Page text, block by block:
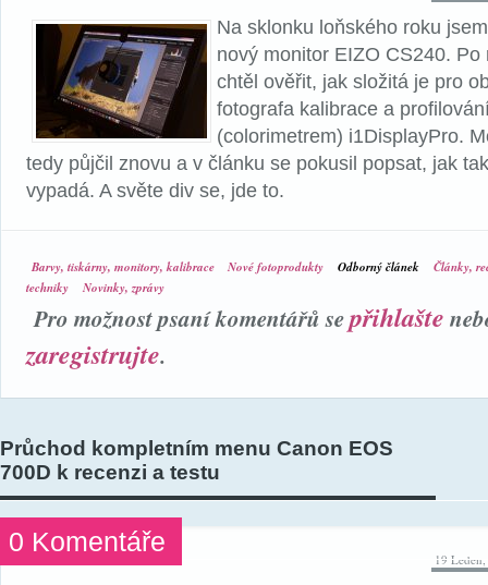
Na sklonku loňského roku
nový monitor EIZO CS240. Po
chtěl ověřit, jak složitá je pro
fotografa kalibrace a
(colorimetrem) i1DisplayPro.
tedy půjčil znovu a v článku se pokusil popsat, jak
vypadá. A světe div se, jde to.
Barvy, tiskárny, monitory, kalibrace Nové fotoprodukty Odborný článek
Články,
techniky
Novinky, zprávy
Pro možnost psaní komentářů sepřihlašte
zaregistrujte.
Průchod kompletním menu Canon EOS
700D k recenzi a testu
19
0 Komentáře